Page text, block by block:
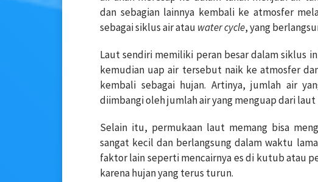
dan sebagian lainnya kembali ke atmosfer
sebagai siklus air atau water cycle, yang
Laut sendiri memiliki peran besar dalam siklus
kemudian uap air tersebut naik ke atmosfer
kembali sebagai hujan. Artinya, jumlah air
diimbangi oleh jumlah air yang menguap dari
Selain itu, permukaan laut memang bisa
sangat kecil dan berlangsung dalam waktu
faktor lain seperti mencairnya es di kutub atau
karena hujan yang terus turun.